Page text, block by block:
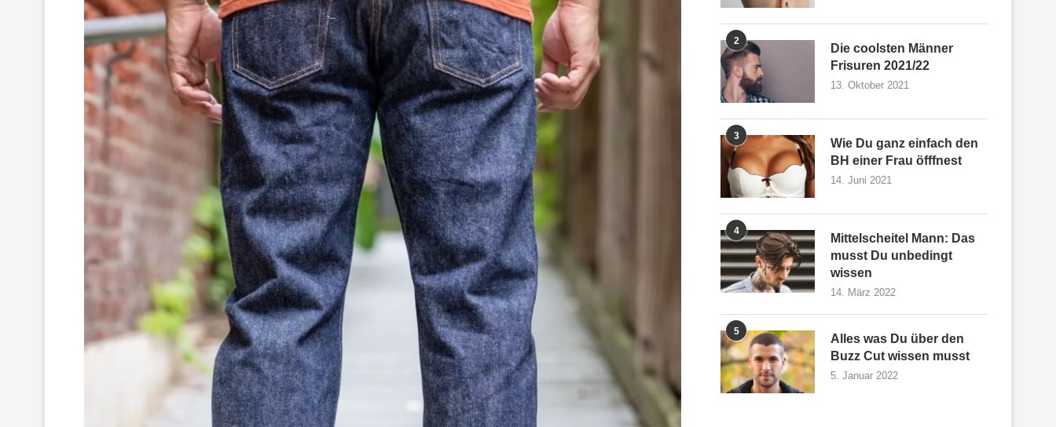
2
Die coolsten Männer
Frisuren 2021/22
13. Oktober 2021
3
Wie Du ganz einfach den
BH einer Frau öfffnest
14. Juni 2021
4
Mittelscheitel Mann: Das
musst Du unbedingt
wissen
14. März 2022
5
Alles was Du über den
Buzz Cut wissen musst
5. Januar 2022